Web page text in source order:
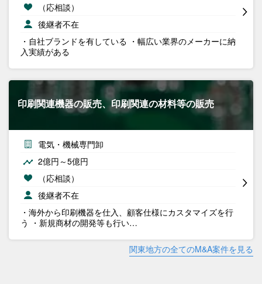
（応相談）
後継者不在
・自社ブランドを有している ・幅広い業界のメーカーに納
入実績がある
印刷関連機器の販売、印刷関連の材料等の販売
電気・機械専門卸
2億円～5億円
（応相談）
後継者不在
・海外から印刷機器を仕入、顧客仕様にカスタマイズを行
う ・新規商材の開発等も行い…
関東地方の全てのM&A案件を見る